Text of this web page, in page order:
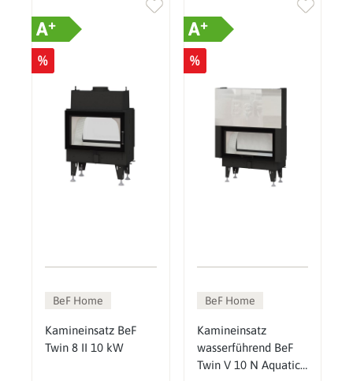
A+
%
BeF Home
Kamineinsatz BeF
Twin 8 II 10 kW
A+
%
BeF Home
Kamineinsatz
wasserführend BeF
Twin V 10 N Aquatic